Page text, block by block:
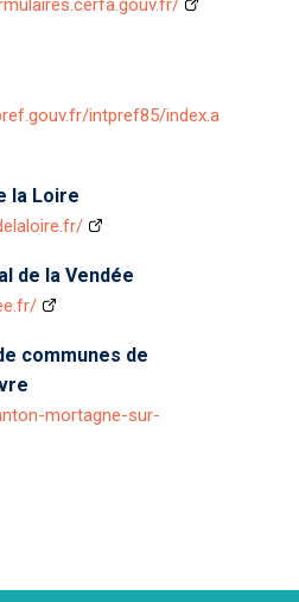
intpref85/index.a
la Loire
de la Vendée
communes de
mortagne-sur-